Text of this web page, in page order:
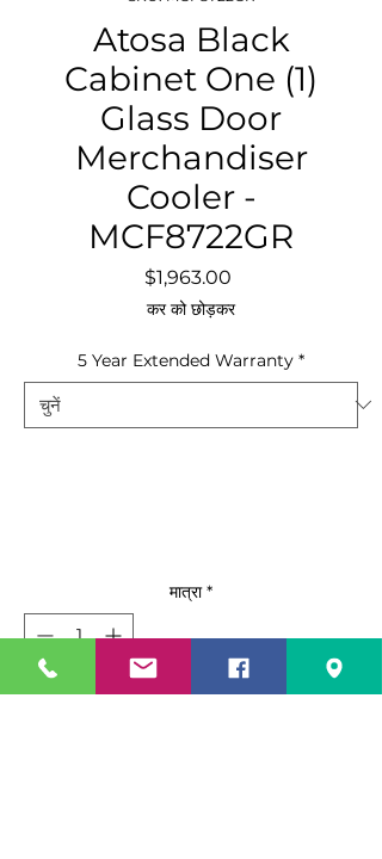
Atosa Black
Cabinet One (1)
Glass Door
Merchandiser
Cooler -
MCF8722GR
$1,963.00
कर को छोड़कर
5 Year Extended Warranty *
मात्रा *